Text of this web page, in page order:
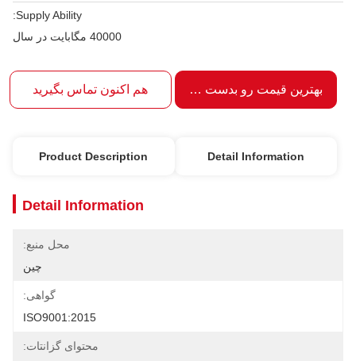
Supply Ability:
40000 مگابایت در سال
بهترین قیمت رو بدست بیار هم اکنون تماس بگیرید
Detail Information
Product Description
Detail Information
محل منبع:
چین
گواهی:
ISO9001:2015
محتوای گزانتات: